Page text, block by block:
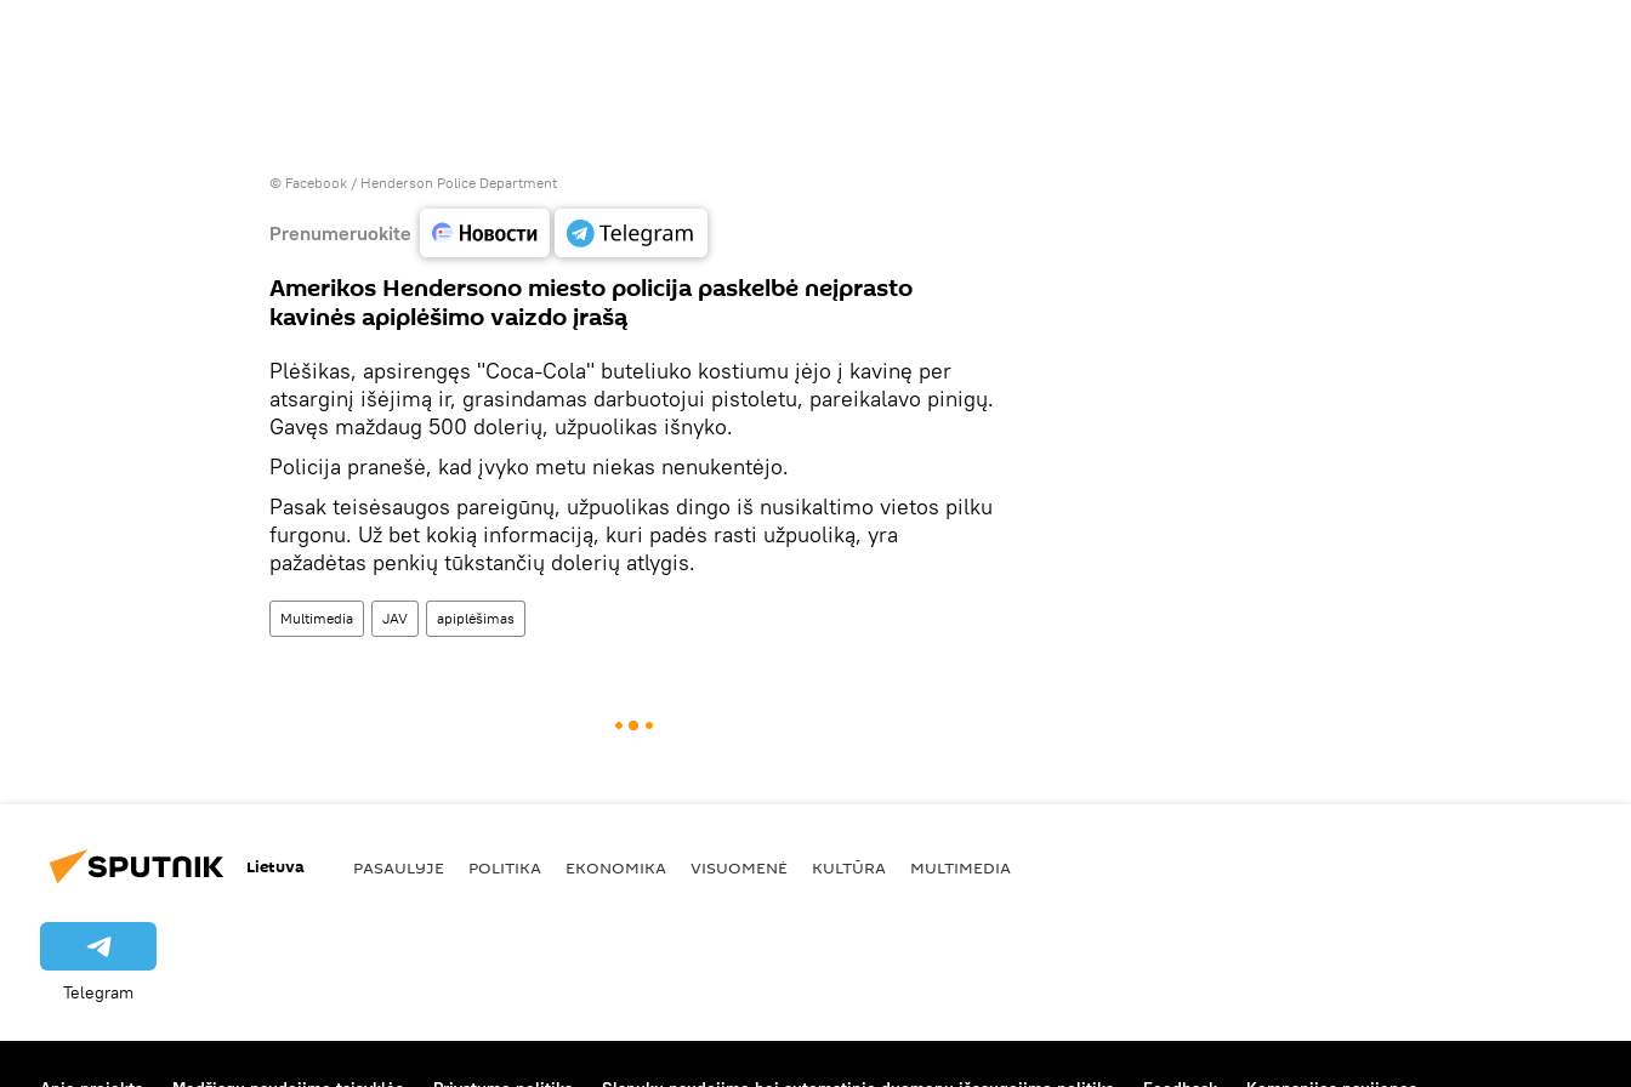
© Facebook / Henderson Police Department
Prenumeruokite
Amerikos Hendersono miesto policija paskelbė neįprasto
kavinės apiplėšimo vaizdo įrašą
Plėšikas, apsirengęs "Coca-Cola" buteliuko kostiumu įėjo į kavinę per
atsarginį išėjimą ir, grasindamas darbuotojui pistoletu, pareikalavo pinigų.
Gavęs maždaug 500 dolerių, užpuolikas išnyko.
Policija pranešė, kad įvyko metu niekas nenukentėjo.
Pasak teisėsaugos pareigūnų, užpuolikas dingo iš nusikaltimo vietos pilku
furgonu. Už bet kokią informaciją, kuri padės rasti užpuoliką, yra
pažadėtas penkių tūkstančių dolerių atlygis.
Multimedia JAV apiplėšimas
Lietuva PASAULYJE POLITIKA EKONOMIKA VISUOMENĖ KULTŪRA MULTIMEDIA
Telegram